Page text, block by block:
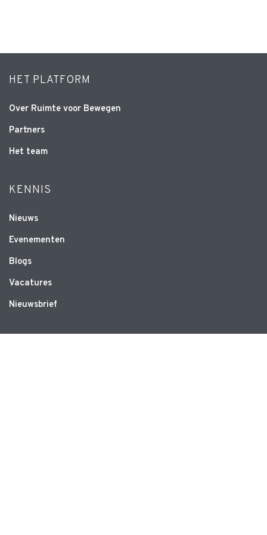
HET PLATFORM
Over Ruimte voor Bewegen
Partners
Het team
KENNIS
Nieuws
Evenementen
Blogs
Vacatures
Nieuwsbrief